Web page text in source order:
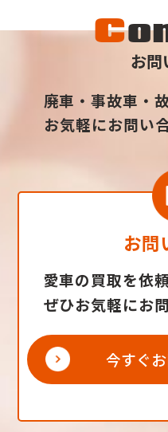
C
お問
廃車・事故車・
お気軽にお問い
お問
愛車の買取を依
ぜひお気軽にお
今すぐ